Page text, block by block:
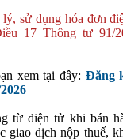
sử dụng hóa đơn
17 Thông tư 91/
xem tại đây: Đăng
từ điện tử khi bán
giao dịch nộp thuế,